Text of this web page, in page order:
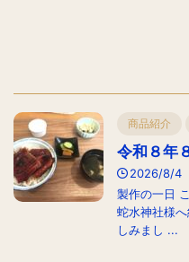
商品紹介
令和８年
2026/8/4
製作の一日
蛇水神社様
しみまし ...